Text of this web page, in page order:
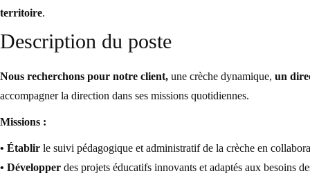
territoire.
Description du poste
Nous recherchons pour notre client, une crèche dynamique, un
accompagner la direction dans ses missions quotidiennes.
Missions :
• Établir le suivi pédagogique et administratif de la crèche en
• Développer des projets éducatifs innovants et adaptés aux besoins